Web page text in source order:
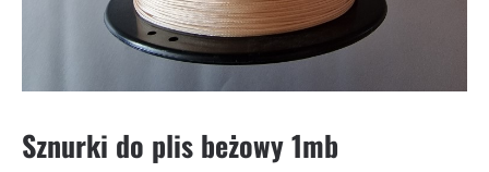
Sznurki do plis beżowy 1mb